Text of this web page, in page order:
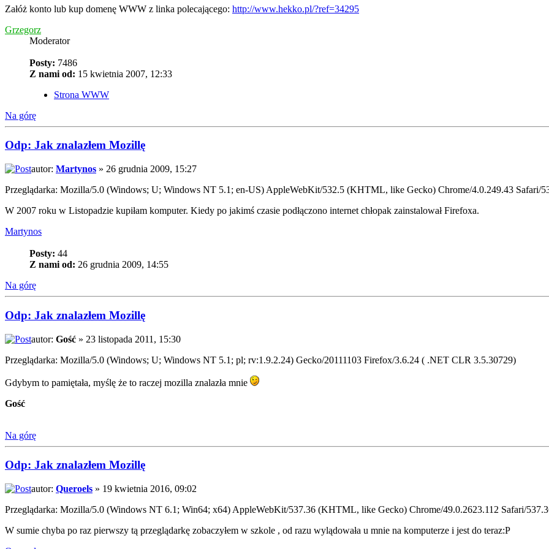
Załóż konto lub kup domenę WWW z linka polecającego: http://www.hekko.pl/?ref=34295
Grzegorz
Moderator
Posty: 7486
Z nami od: 15 kwietnia 2007, 12:33
Strona WWW
Na górę
Odp: Jak znalazłem Mozillę
autor: Martynos » 26 grudnia 2009, 15:27
Przeglądarka: Mozilla/5.0 (Windows; U; Windows NT 5.1; en-US) AppleWebKit/532.5 (KHTML, like Gecko) Chrome/4.0.249.43 Safari/
W 2007 roku w Listopadzie kupiłam komputer. Kiedy po jakimś czasie podłączono internet chłopak zainstalował Firefoxa.
Martynos
Posty: 44
Z nami od: 26 grudnia 2009, 14:55
Na górę
Odp: Jak znalazłem Mozillę
autor: Gość » 23 listopada 2011, 15:30
Przeglądarka: Mozilla/5.0 (Windows; U; Windows NT 5.1; pl; rv:1.9.2.24) Gecko/20111103 Firefox/3.6.24 ( .NET CLR 3.5.30729)
Gdybym to pamiętała, myślę że to raczej mozilla znalazła mnie
Gość
Na górę
Odp: Jak znalazłem Mozillę
autor: Queroels » 19 kwietnia 2016, 09:02
Przeglądarka: Mozilla/5.0 (Windows NT 6.1; Win64; x64) AppleWebKit/537.36 (KHTML, like Gecko) Chrome/49.0.2623.112 Safari/
W sumie chyba po raz pierwszy tą przeglądarkę zobaczyłem w szkole , od razu wylądowała u mnie na komputerze i jest do teraz:P